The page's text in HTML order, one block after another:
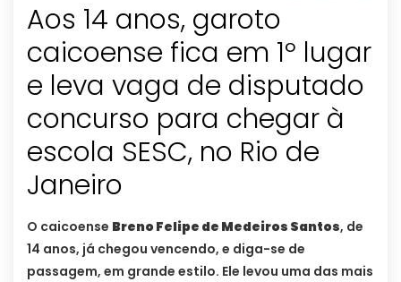
Aos 14 anos, garoto
caicoense fica em 1º lugar
e leva vaga de disputado
concurso para chegar à
escola SESC, no Rio de
Janeiro
O caicoense Breno Felipe de Medeiros Santos, de
14 anos, já chegou vencendo, e diga-se de
passagem, em grande estilo. Ele levou uma das mais